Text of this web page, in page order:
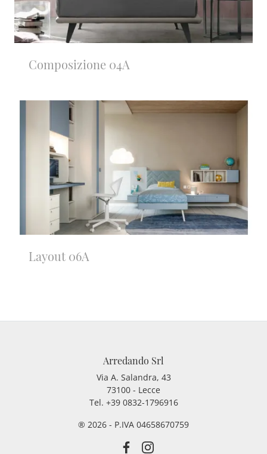
Composizione 04A
Layout 06A
Arredando Srl
Via A. Salandra, 43
73100 - Lecce
Tel. +39 0832-1796916
® 2026 - P.IVA 04658670759